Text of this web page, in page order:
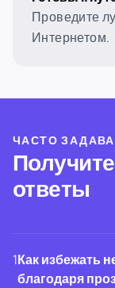
Проведите
Интернетом.
ЧАСТО
ответы
1Как избежать
благодаря